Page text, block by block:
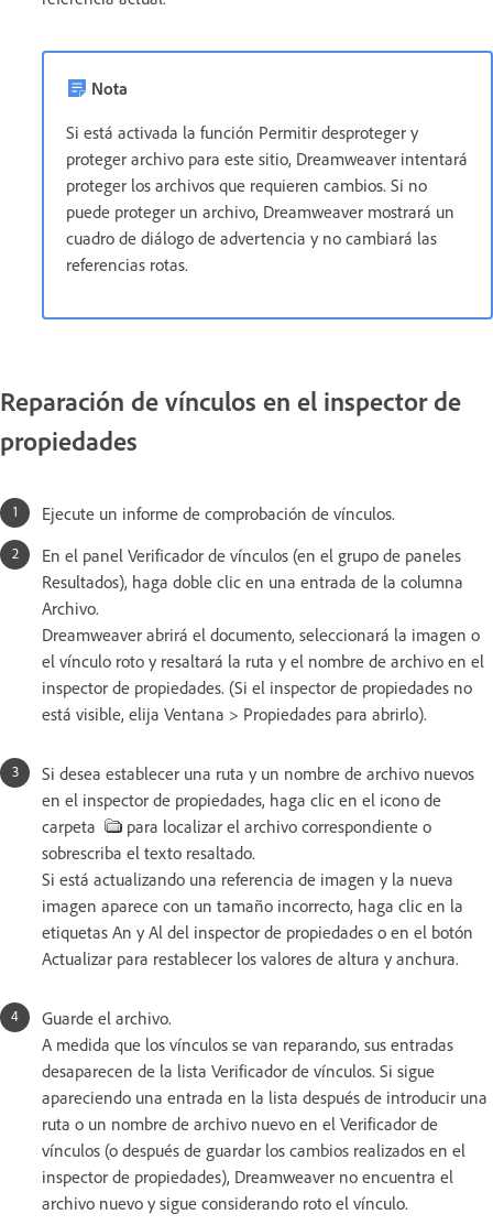
Nota
Si está activada la función Permitir desproteger y
proteger archivo para este sitio, Dreamweaver intentará
proteger los archivos que requieren cambios. Si no
puede proteger un archivo, Dreamweaver mostrará un
cuadro de diálogo de advertencia y no cambiará las
referencias rotas.
Reparación de vínculos en el inspector de
propiedades
Ejecute un informe de comprobación de vínculos.
En el panel Verificador de vínculos (en el grupo de paneles
Resultados), haga doble clic en una entrada de la columna
Archivo.
Dreamweaver abrirá el documento, seleccionará la imagen o
el vínculo roto y resaltará la ruta y el nombre de archivo en el
inspector de propiedades. (Si el inspector de propiedades no
está visible, elija Ventana > Propiedades para abrirlo).
Si desea establecer una ruta y un nombre de archivo nuevos
en el inspector de propiedades, haga clic en el icono de
carpeta
para localizar el archivo correspondiente o
sobrescriba el texto resaltado.
Si está actualizando una referencia de imagen y la nueva
imagen aparece con un tamaño incorrecto, haga clic en la
etiquetas An y Al del inspector de propiedades o en el botón
Actualizar para restablecer los valores de altura y anchura.
Guarde el archivo.
A medida que los vínculos se van reparando, sus entradas
desaparecen de la lista Verificador de vínculos. Si sigue
apareciendo una entrada en la lista después de introducir una
ruta o un nombre de archivo nuevo en el Verificador de
vínculos (o después de guardar los cambios realizados en el
inspector de propiedades), Dreamweaver no encuentra el
archivo nuevo y sigue considerando roto el vínculo.